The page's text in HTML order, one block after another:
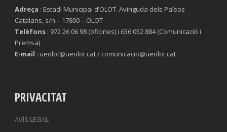
Adreça : Estadi Municipal d’OLOT. Avinguda dels Països
Catalans, s/n – 17800 – OLOT
Telèfons : 972 26 06 98 (oficines) i 636 052 884 (Comunicació i
Premsa)
E-mail : ueolot@ueolot.cat / comunicacio@ueolot.cat
PRIVACITAT
AVÍS LEGAL